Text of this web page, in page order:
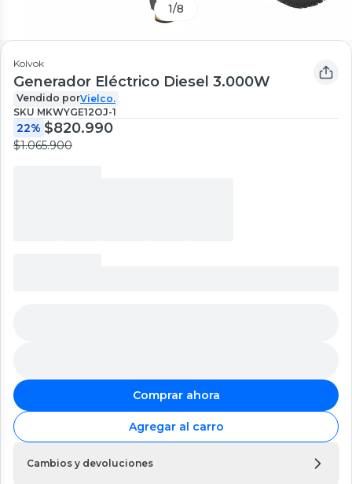
1/8
Kolvok
Generador Eléctrico Diesel 3.000W
Vendido porVielco.
SKU MKWYGE12OJ-1
22% $820.990
$1.065.900
Comprar ahora
Agregar al carro
Cambios y devoluciones